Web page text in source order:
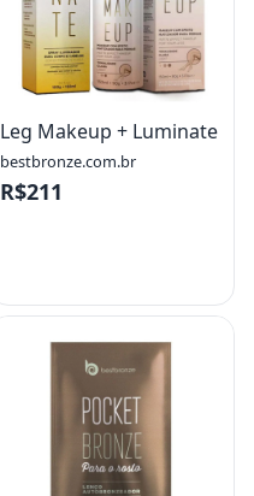
Leg Makeup + Luminate
bestbronze.com.br
R$211